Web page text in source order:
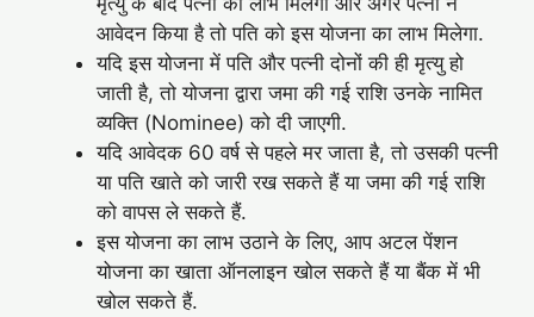
आवेदन किया है तो पति को इस योजना का लाभ मिलेगा.
यदि इस योजना में पति और पत्नी दोनों की ही मृत्यु हो
जाती है, तो योजना द्वारा जमा की गई राशि उनके नामित
व्यक्ति (Nominee) को दी जाएगी.
यदि आवेदक 60 वर्ष से पहले मर जाता है, तो उसकी पत्नी
या पति खाते को जारी रख सकते हैं या जमा की गई राशि
को वापस ले सकते हैं.
इस योजना का लाभ उठाने के लिए, आप अटल पेंशन
योजना का खाता ऑनलाइन खोल सकते हैं या बैंक में भी
खोल सकते हैं.